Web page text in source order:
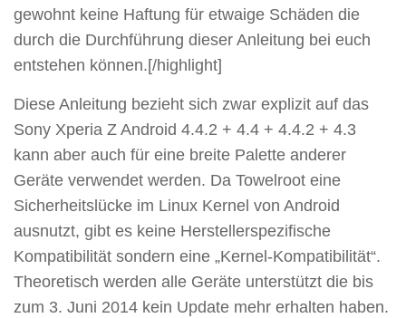
gewohnt keine Haftung für etwaige Schäden die
durch die Durchführung dieser Anleitung bei euch
entstehen können.[/highlight]
Diese Anleitung bezieht sich zwar explizit auf das
Sony Xperia Z Android 4.4.2 + 4.4 + 4.4.2 + 4.3
kann aber auch für eine breite Palette anderer
Geräte verwendet werden. Da Towelroot eine
Sicherheitslücke im Linux Kernel von Android
ausnutzt, gibt es keine Herstellerspezifische
Kompatibilität sondern eine „Kernel-Kompatibilität“.
Theoretisch werden alle Geräte unterstützt die bis
zum 3. Juni 2014 kein Update mehr erhalten haben.